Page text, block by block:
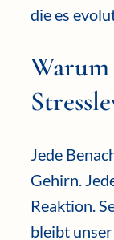
die es
Jede
Gehirn.
Reaktion.
bleibt